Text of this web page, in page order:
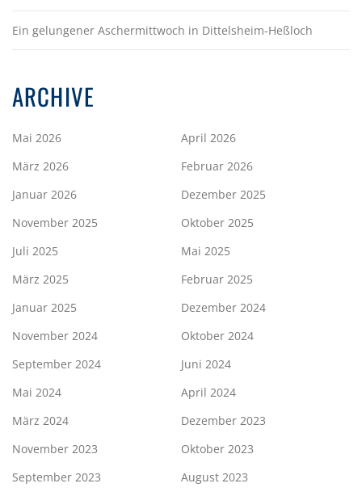
Ein gelungener Aschermittwoch in Dittelsheim-Heßloch
ARCHIVE
Mai 2026
April 2026
März 2026
Februar 2026
Januar 2026
Dezember 2025
November 2025
Oktober 2025
Juli 2025
Mai 2025
März 2025
Februar 2025
Januar 2025
Dezember 2024
November 2024
Oktober 2024
September 2024
Juni 2024
Mai 2024
April 2024
März 2024
Dezember 2023
November 2023
Oktober 2023
September 2023
August 2023